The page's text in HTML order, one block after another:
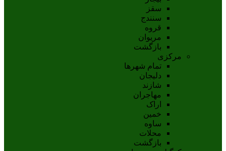
سقز
سنندج
قروه
مريوان
بازگشت
مرکزی
تمام شهر‌ها
دلیجان
شازند
مهاجران
اراک
خمين
ساوه
محلات
بازگشت